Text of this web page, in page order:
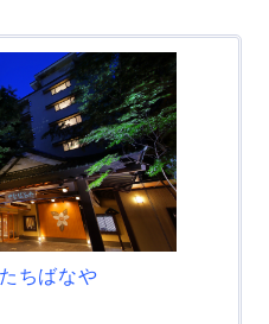
ちばなや